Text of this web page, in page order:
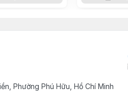
Phường Phú Hữu, Hồ Chí Minh